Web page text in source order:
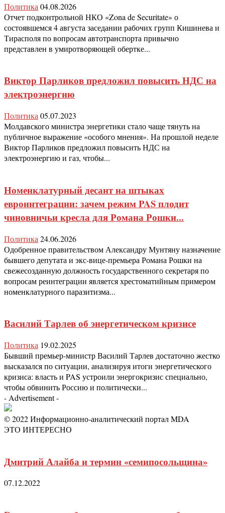
Политика 04.08.2026
Отчет подконтрольной НКО «Zona de Securitate» о
состоявшемся 4 августа заседании рабочих групп Кишинева и
Тирасполя по вопросам автотранспорта привычно
представлен в умиротворяющей обертке...
Виктор Парликов предложил повысить НДС на
электроэнергию
Политика 05.07.2023
Молдавского министра энергетики стало чаще тянуть на
публичное выражение «особого мнения». На прошлой неделе
Виктор Парликов предложил повысить НДС на
электроэнергию и газ, чтобы...
Номенклатурный десант на штыках
евроинтеграции: зачем режим PAS плодит
чиновничьи кресла для Романа Рошки...
Политика 24.06.2026
Одобренное правительством Александру Мунтяну назначение
бывшего депутата и экс-вице-премьера Романа Рошки на
свежесозданную должность государственного секретаря по
вопросам реинтеграции является хрестоматийным примером
номенклатурного паразитизма...
Василий Тарлев об энергетическом кризисе
Политика 19.02.2025
Бывший премьер-министр Василий Тарлев достаточно жестко
высказался по ситуации, анализируя итоги энергетического
кризиса: власть и PAS устроили энергокризис специально,
чтобы обвинить Россию и политически...
- Advertisement -
© 2022 Информационно-аналитический портал MDA
ЭТО ИНТЕРЕСНО
Дмитрий Алайба и термин «семипосольщина»
07.12.2022